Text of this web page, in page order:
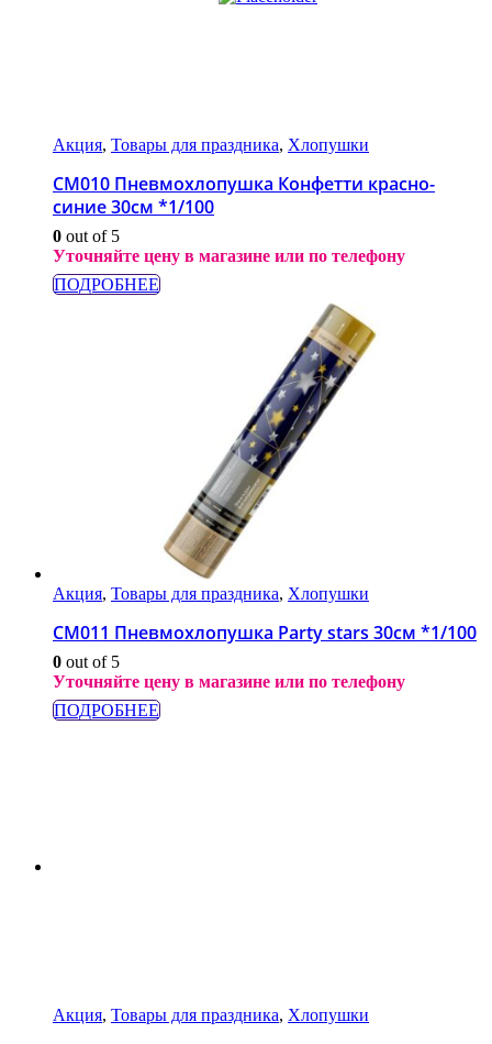
Акция, Товары для праздника, Хлопушки
СМ010 Пневмохлопушка Конфетти красно-
синие 30см *1/100
0 out of 5
Уточняйте цену в магазине или по телефону
ПОДРОБНЕЕ
Акция, Товары для праздника, Хлопушки
СМ011 Пневмохлопушка Party stars 30см *1/100
0 out of 5
Уточняйте цену в магазине или по телефону
ПОДРОБНЕЕ
Акция, Товары для праздника, Хлопушки